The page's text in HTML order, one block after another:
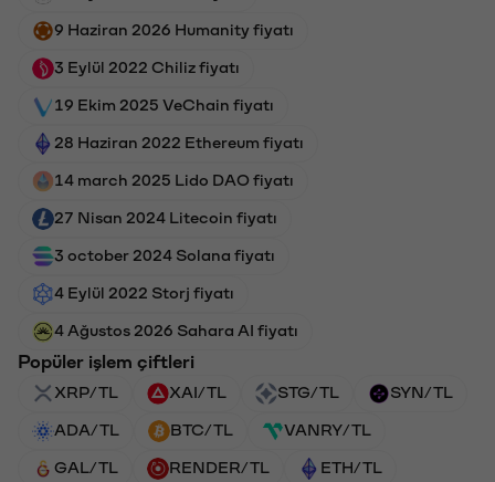
9 Haziran 2026 Humanity fiyatı
3 Eylül 2022 Chiliz fiyatı
19 Ekim 2025 VeChain fiyatı
28 Haziran 2022 Ethereum fiyatı
14 march 2025 Lido DAO fiyatı
27 Nisan 2024 Litecoin fiyatı
3 october 2024 Solana fiyatı
4 Eylül 2022 Storj fiyatı
4 Ağustos 2026 Sahara AI fiyatı
Popüler işlem çiftleri
XRP/TL XAI/TL STG/TL SYN/TL
ADA/TL BTC/TL VANRY/TL
GAL/TL RENDER/TL ETH/TL